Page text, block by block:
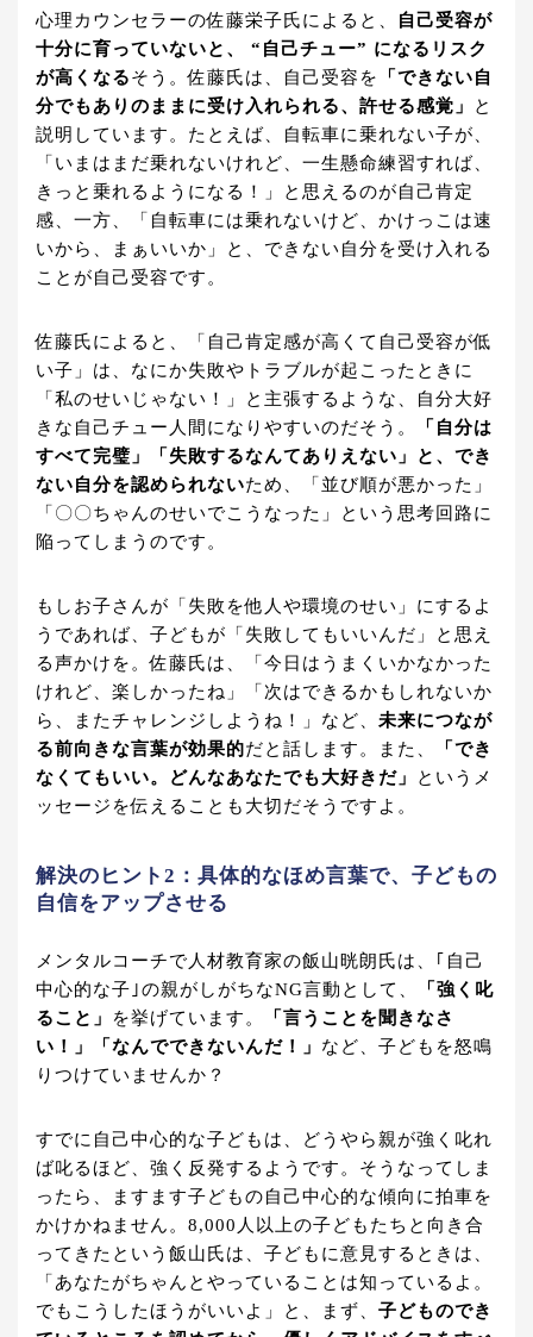
心理カウンセラーの佐藤栄子氏によると、
自己受容が
十分に育っていないと、 “自己チュー” になるリスク
が高くなるそう。佐藤氏は、自己受容を
「できない自
分でもありのままに受け入れられる、許せる感覚」
と
説明しています。たとえば、自転車に乗れない子が、
「いまはまだ乗れないけれど、一生懸命練習すれば、
きっと乗れるようになる！」と思えるのが自己肯定
感、一方、「自転車には乗れないけど、かけっこは速
いから、まぁいいか」と、できない自分を受け入れる
ことが自己受容です。
佐藤氏によると、「自己肯定感が高くて自己受容が低
い子」は、なにか失敗やトラブルが起こったときに
「私のせいじゃない！」と主張するような、自分大好
きな自己チュー人間になりやすいのだそう。
「自分は
すべて完璧」「失敗するなんてありえない」と、でき
ない自分を認められないため、「並び順が悪かった」
「〇〇ちゃんのせいでこうなった」という思考回路に
陥ってしまうのです。
もしお子さんが「失敗を他人や環境のせい」にするよ
うであれば、子どもが「失敗してもいいんだ」と思え
る声かけを。佐藤氏は、「今日はうまくいかなかった
けれど、楽しかったね」「次はできるかもしれないか
ら、またチャレンジしようね！」など、 未来につなが
る前向きな言葉が効果的だと話します。また、
「でき
なくてもいい。どんなあなたでも大好きだ」
というメ
ッセージを伝えることも大切だそうですよ。
解決のヒント2：具体的なほめ言葉で、子どもの
自信をアップさせる
メンタルコーチで人材教育家の飯山晄朗氏は、｢自己
中心的な子｣の親がしがちなNG言動として、
「強く叱
ること」
を挙げています。
「言うことを聞きなさ
い！」「なんでできないんだ！」 など、子どもを怒鳴
りつけていませんか？
すでに自己中心的な子どもは、どうやら親が強く叱れ
ば叱るほど、強く反発するようです。そうなってしま
ったら、ますます子どもの自己中心的な傾向に拍車を
かけかねません。8,000人以上の子どもたちと向き合
ってきたという飯山氏は、子どもに意見するときは、
「あなたがちゃんとやっていることは知っているよ。
でもこうしたほうがいいよ」と、まず、 子どものでき